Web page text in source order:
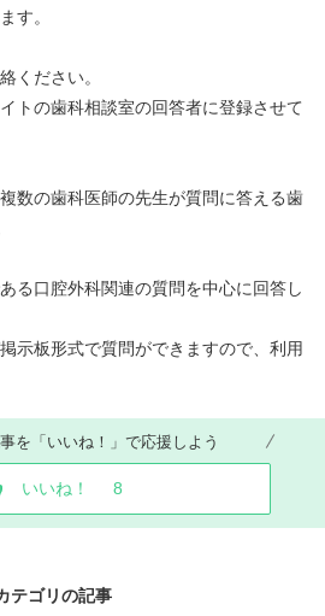
す。
ください。
トの歯科相談室の回答者に登録させて
数の歯科医師の先生が質問に答える歯
る口腔外科関連の質問を中心に回答し
示板形式で質問ができますので、利用
を「いいね！」で応援しよう
いいね！ 8
テゴリの記事